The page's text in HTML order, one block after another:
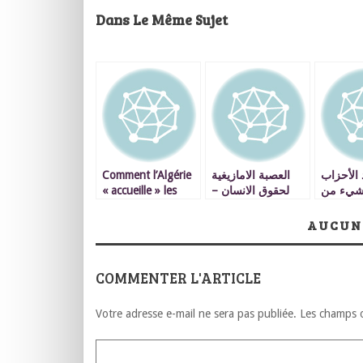
Dans Le Même Sujet
Comment l’Algérie
« accueille » les
العصبة الامازيغية
لحقوق الانسان –
الأحزاب
من
COMMENTER L'ARTICLE
Votre adresse e-mail ne sera pas publiée. Les champs